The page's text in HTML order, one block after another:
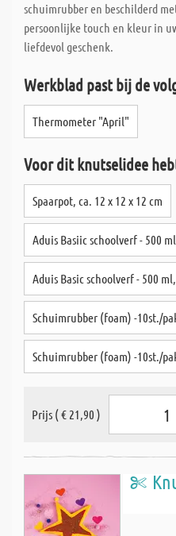
schuimrubber en beschilderd
persoonlijke touch en kleur in
liefdevol geschenk.
Werkblad past bij de
Thermometer "April"
Voor dit knutselidee
Spaarpot, ca. 12 x 12 x 12 cm
Aduis Basiic schoolverf - 500
Aduis Basic schoolverf - 500
Schuimrubber (foam) -10st./
Schuimrubber (foam) -10st./
Prijs ( € 21,90 )